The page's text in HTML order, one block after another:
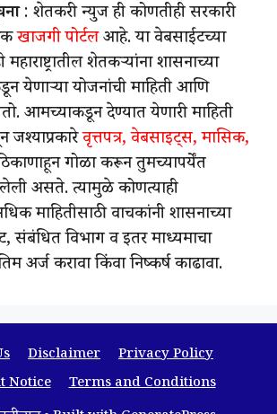
: शेतकरी न्युज ही कोणतीही सरकारी
खाजगी पोर्टलआहे. या वेबसाईटच्या
शेतकऱ्यांना शासनाच्या
येणाऱ्या योजनांची माहिती आणि
आमच्याकडून देण्यात येणारी माहिती
जश्याप्रकारेवृत्तपत्र, वेबसाइट्स, मासिक,
गोळा करून तुमच्यापर्येंत
असते. त्यामुळे कोणत्याही
माहितीसाठी वाचकांनी शासनाच्या
संबंधित विभाग व इतर माध्यमाचा
अर्ज करावा किंवा निष्कर्ष काढावा.
Disclaimer
Privacy Policy
Notice
Terms and Conditions